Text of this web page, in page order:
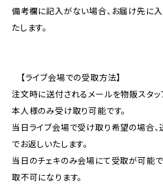
備考欄に記入がない場合、お届け先に
たします。
【ライブ会場での受取方法】
注文時に送付されるメールを物販スタッ
本人様のみ受け取り可能です。
当日ライブ会場で受け取り希望の場合
でお返しいたします。
当日のチェキのみ会場にて受取が可能
取不可になります。